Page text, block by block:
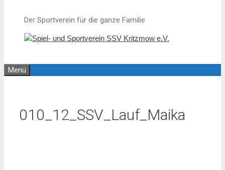
Der Sportverein für die ganze Familie
Menü
010_12_SSV_Lauf_Maika